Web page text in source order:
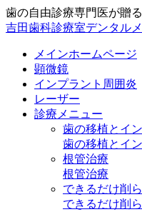
歯の自由診療専門医が贈
吉田歯科診療室デンタル
メインホームページ
顕微鏡
インプラント周囲炎
レーザー
診療メニュー
歯の移植とイ
歯の移植とイ
根管治療
根管治療
できるだけ削
できるだけ削